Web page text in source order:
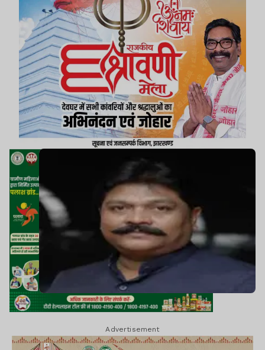
Advertisement